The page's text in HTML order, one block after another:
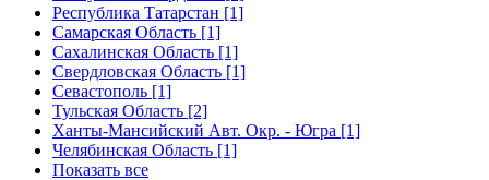
Республика Татарстан [1]
Самарская Область [1]
Сахалинская Область [1]
Свердловская Область [1]
Севастополь [1]
Тульская Область [2]
Ханты-Мансийский Авт. Окр. - Югра [1]
Челябинская Область [1]
Показать все